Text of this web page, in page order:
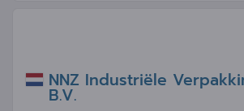
NNZ Industriële
B.V.